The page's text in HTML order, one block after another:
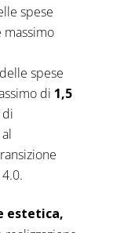
spese
delle spese
di 1,5
di
estetica,